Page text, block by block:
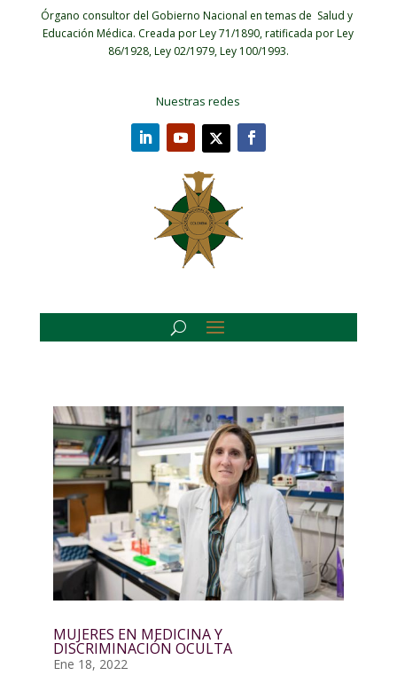
Órgano consultor del Gobierno Nacional en temas de Salud y
Educación Médica. Creada por Ley 71/1890, ratificada por Ley
86/1928, Ley 02/1979, Ley 100/1993.
Nuestras redes
MUJERES EN MEDICINA Y
DISCRIMINACIÓN OCULTA
Ene 18, 2022